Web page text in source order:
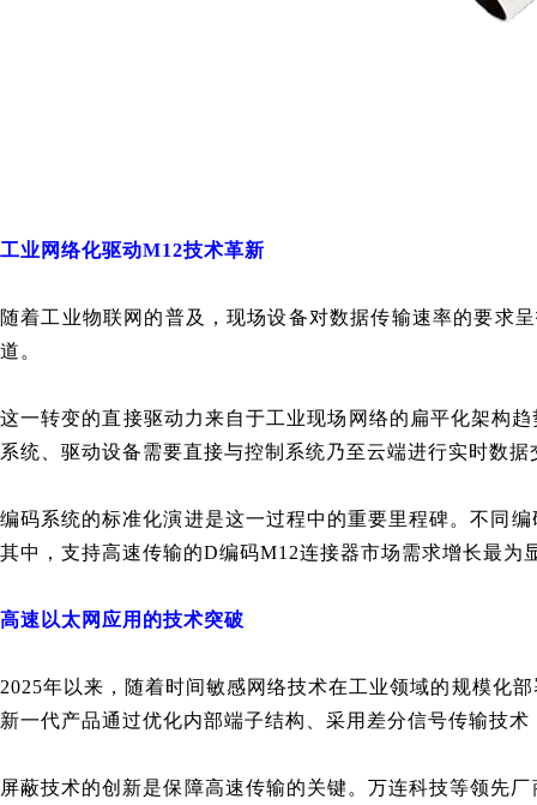
工业网络化驱动M12技术革新
随着工业物联网的普及，现场设备对数据传输速率的要求
道。
这一转变的直接驱动力来自于工业现场网络的扁平化架构
系统、驱动设备需要直接与控制系统乃至云端进行实时数据
编码系统的标准化演进是这一过程中的重要里程碑。不同
其中，支持高速传输的D编码M12连接器市场需求增长最为
高速以太网应用的技术突破
2025年以来，随着时间敏感网络技术在工业领域的规模化
新一代产品通过优化内部端子结构、采用差分信号传输技
屏蔽技术的创新是保障高速传输的关键。万连科技等领先